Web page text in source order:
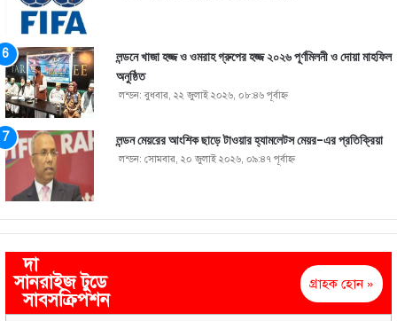
লন্ডনে খাজা হজ্জ ও ওমরাহ গ্রুপের হজ্জ ২০২৬ পূর্ণমিলনী ও দোয়া মাহফিল
অনুষ্ঠিত
লন্ডন: বুধবার, ২২ জুলাই ২০২৬, ০৮:৪৬ পূর্বাহ্ণ
লন্ডন মেয়রের আংশিক ছাড়ে টাওয়ার হ্যামলেটস মেয়র-এর প্রতিক্রিয়া
লন্ডন: সোমবার, ২০ জুলাই ২০২৬, ০৯:৪৭ পূর্বাহ্ণ
দা
সানরাইজ টুডে
সাবসক্রিপশন
গ্রাহক হোন »